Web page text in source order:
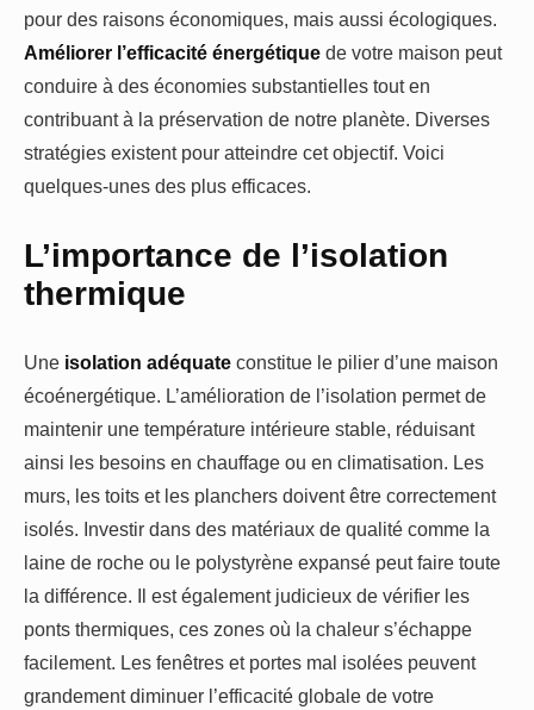
pour des raisons économiques, mais aussi écologiques.
Améliorer l’efficacité énergétique de votre maison peut
conduire à des économies substantielles tout en
contribuant à la préservation de notre planète. Diverses
stratégies existent pour atteindre cet objectif. Voici
quelques-unes des plus efficaces.
L’importance de l’isolation
thermique
Une isolation adéquate constitue le pilier d’une maison
écoénergétique. L’amélioration de l’isolation permet de
maintenir une température intérieure stable, réduisant
ainsi les besoins en chauffage ou en climatisation. Les
murs, les toits et les planchers doivent être correctement
isolés. Investir dans des matériaux de qualité comme la
laine de roche ou le polystyrène expansé peut faire toute
la différence. Il est également judicieux de vérifier les
ponts thermiques, ces zones où la chaleur s’échappe
facilement. Les fenêtres et portes mal isolées peuvent
grandement diminuer l’efficacité globale de votre